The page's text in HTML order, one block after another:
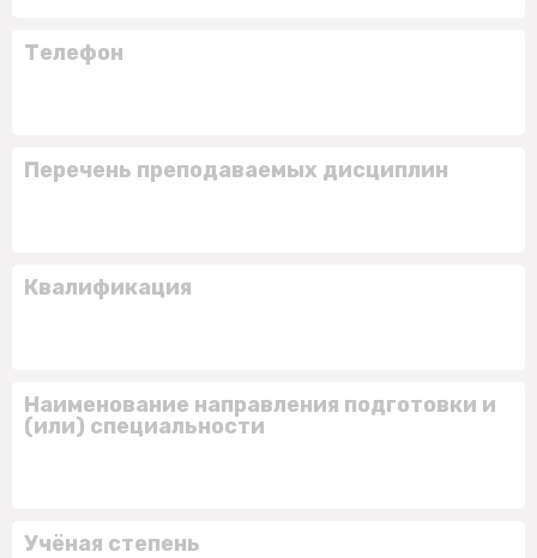
Телефон
Перечень преподаваемых дисциплин
Квалификация
Наименование направления подготовки и
(или) специальности
Учёная степень